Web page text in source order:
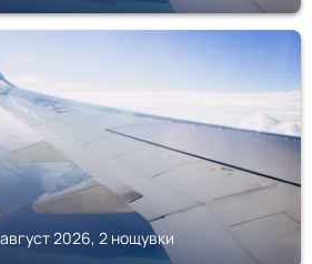
2026, 2 нощувки